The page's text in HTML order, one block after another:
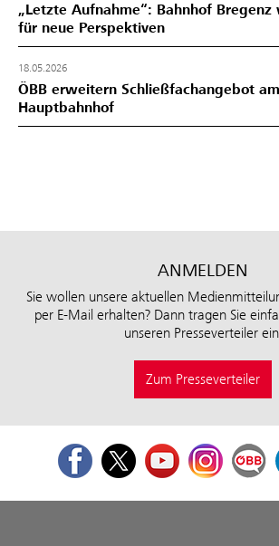
„Letzte Aufnahme“: Bahnhof Bregenz
für neue Perspektiven
18.05.2026
ÖBB erweitern Schließfachangebot
Hauptbahnhof
ANMELDEN
Sie wollen unsere aktuellen
per E-Mail erhalten? Dann tragen Sie
unseren Presseverteiler
Zum Presseverteiler
FacebookTwitterYoutubeInstagram
ÖBB